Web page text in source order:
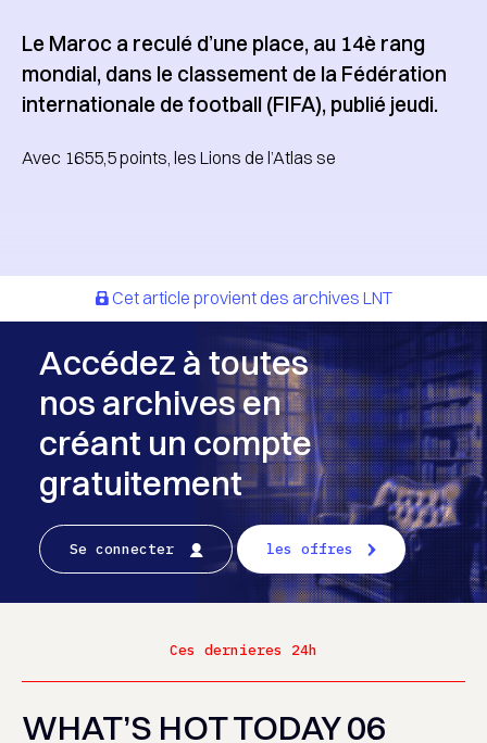
Le Maroc a reculé d’une place, au 14è rang
mondial, dans le classement de la Fédération
internationale de football (FIFA), publié jeudi.
Avec 1655,5 points, les Lions de l’Atlas se
Cet article provient des archives LNT
Accédez à toutes
nos archives en
créant un compte
gratuitement
Se connecter les offres
Ces dernieres 24h
WHAT’S HOT TODAY 06